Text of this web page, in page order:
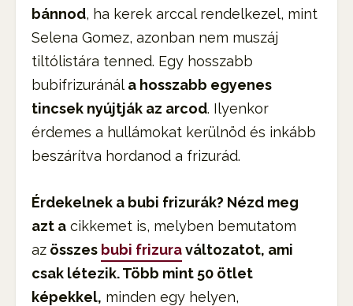
bánnod, ha kerek arccal rendelkezel, mint
Selena Gomez, azonban nem muszáj
tiltólistára tenned. Egy hosszabb
bubifrizuránál a hosszabb egyenes
tincsek nyújtják az arcod. Ilyenkor
érdemes a hullámokat kerülnöd és inkább
beszárítva hordanod a frizurád.
Érdekelnek a bubi frizurák? Nézd meg
azt a cikkemet is, melyben bemutatom
az összes bubi frizuraváltozatot, ami
csak létezik. Több mint 50 ötlet
képekkel, minden egy helyen,